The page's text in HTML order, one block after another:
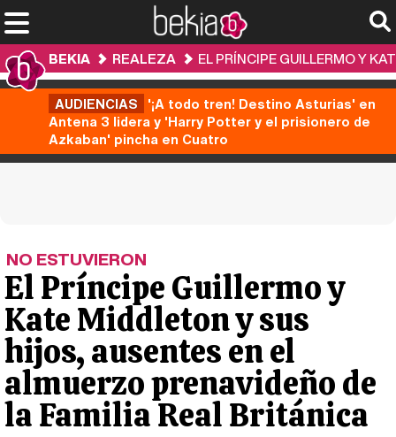
BEKIA REALEZA EL PRÍNCIPE GUILLERMO Y
AUDIENCIAS '¡A todo tren! Destino Asturias' en
Antena 3 lidera y 'Harry Potter y el prisionero de
Azkaban' pincha en Cuatro
NO ESTUVIERON
El Príncipe Guillermo y
Kate Middleton y sus
hijos, ausentes en el
almuerzo prenavideño de
la Familia Real Británica